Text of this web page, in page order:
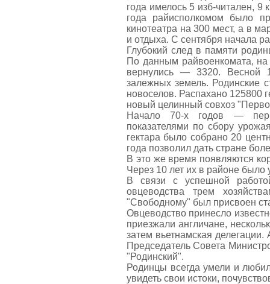
года имелось 5 изб-читален, 9
года райисполкомом было
кинотеатра на 300 мест, а в
и отдыха. С сентября начала
Глубокий след в памяти
По данным райвоенкомата,
вернулись — 3320. Весной
залежных земель. Родинские
новоселов. Распахано 125800
новый целинный совхоз
Начало 70-х годов —
показателями по сбору
гектара было собрано 20
года позволил дать стране
В это же время появляются
Через 10 лет их в районе было
В связи с успешной
овцеводства трем
"Свободному" был присвоен
Овцеводство принесло
приезжали англичане,
затем вьетнамская
Председатель Совета
"Родинский".
Родинцы всегда умели и
увидеть свои истоки,